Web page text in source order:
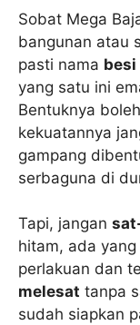
Sobat Mega
bangunan atau
pasti nama besi
yang satu ini
Bentuknya
kekuatannya
gampang
serbaguna di
Tapi, jangan
hitam, ada
perlakuan dan
melesat tanpa
sudah siapkan